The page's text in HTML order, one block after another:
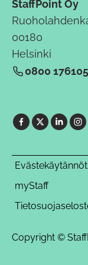
StaffPoint Oy
00180
Helsinki
0800 176105
Evästekäytännöt
myStaff
Copyright ©